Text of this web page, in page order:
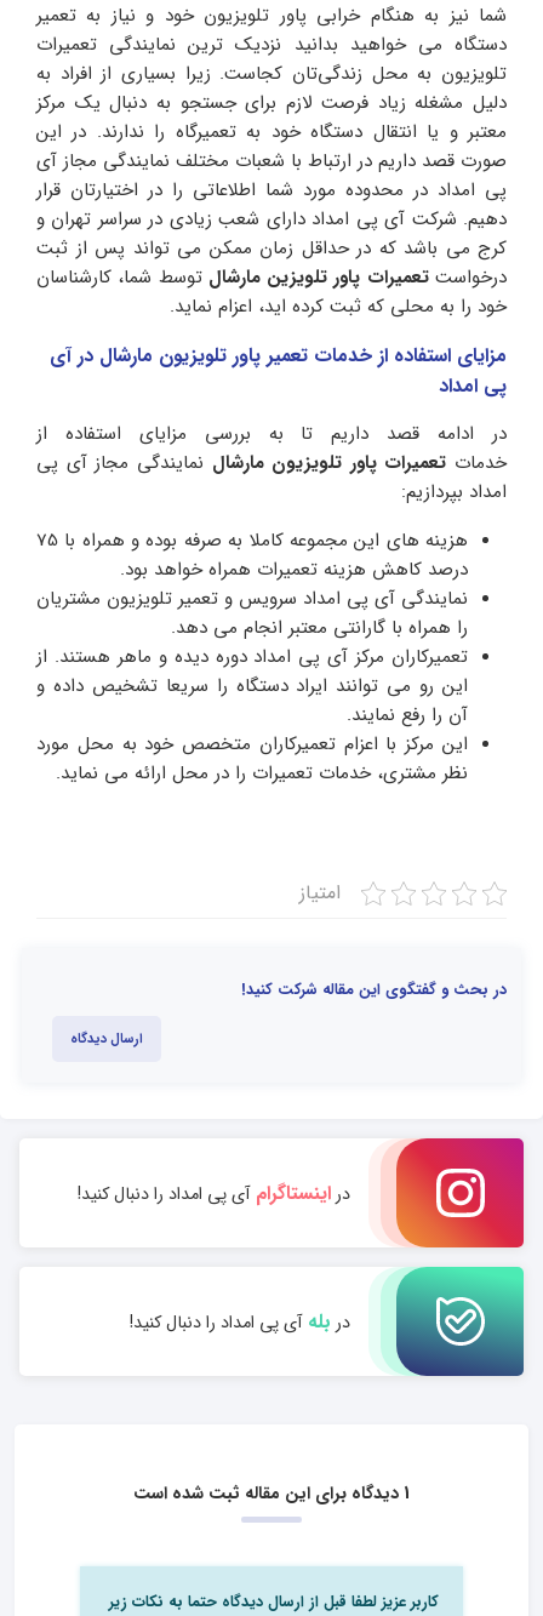
شما نیز به هنگام خرابی پاور تلویزیون خود و نیاز به تعمیر
دستگاه می خواهید بدانید نزدیک ترین نمایندگی تعمیرات
تلویزیون به محل زندگی‌تان کجاست. زیرا بسیاری از افراد به
دلیل مشغله زیاد فرصت لازم برای جستجو به دنبال یک مرکز
معتبر و یا انتقال دستگاه خود به تعمیرگاه را ندارند. در این
صورت قصد داریم در ارتباط با شعبات مختلف نمایندگی مجاز آی
پی امداد در محدوده مورد شما اطلاعاتی را در اختیارتان قرار
دهیم. شرکت آی پی امداد دارای شعب زیادی در سراسر تهران و
کرج می باشد که در حداقل زمان ممکن می‌ تواند پس از ثبت
درخواستتعمیرات پاور تلویزین مارشال توسط شما، کارشناسان
خود را به محلی که ثبت کرده‌ اید، اعزام‌ نماید.
مزایای استفاده از خدمات تعمیر پاور تلویزیون مارشال در آی
پی امداد
در ادامه قصد داریم تا به بررسی مزایای استفاده از
خدمات تعمیرات پاور تلویزیون مارشال نمایندگی مجاز آی پی
امداد بپردازیم:
هزینه های این مجموعه کاملا به صرفه بوده و همراه با 75
درصد کاهش هزینه تعمیرات همراه خواهد بود.
نمایندگی آی پی امداد سرویس و تعمیر تلویزیون مشتریان
را همراه با گارانتی معتبر انجام می دهد.
تعمیرکاران مرکز آی پی امداد دوره دیده و ماهر هستند. از
این رو می توانند ایراد دستگاه را سریعا تشخیص داده و
آن را رفع نمایند.
این مرکز با اعزام تعمیرکاران متخصص خود به محل مورد
نظر مشتری، خدمات تعمیرات را در محل ارائه می نماید.
امتیاز
در بحث و گفتگوی این مقاله شرکت کنید!
ارسال دیدگاه
دراینستاگرامآی پی امداد را دنبال کنید!
در بلهآی پی امداد را دنبال کنید!
1 دیدگاه برای این مقاله ثبت شده است
کاربر عزیز لطفا قبل از ارسال دیدگاه حتما به نکات زیر